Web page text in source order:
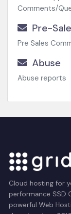
Comments/
Pre-
Pre Sales
Abuse
Abuse reports
Cloud hosting for
performance SSD
powerful Web